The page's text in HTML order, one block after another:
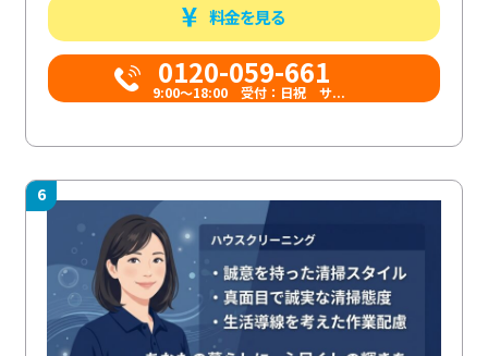
料金を見る
0120-059-661
9:00〜18:00 受付：日祝 サ...
6